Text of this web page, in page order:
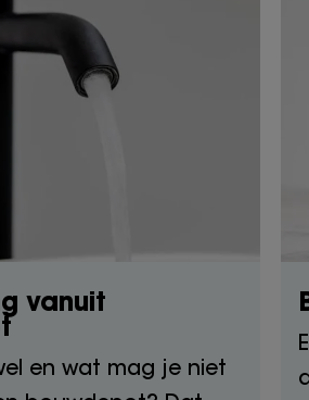
vanuit
en wat mag je niet